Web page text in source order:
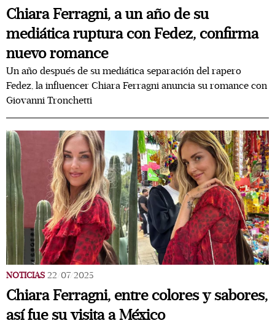
Chiara Ferragni, a un año de su
mediática ruptura con Fedez, confirma
nuevo romance
Un año después de su mediática separación del rapero
Fedez, la influencer Chiara Ferragni anuncia su romance con
Giovanni Tronchetti
NOTICIAS 22/07/2025
Chiara Ferragni, entre colores y sabores,
así fue su visita a México